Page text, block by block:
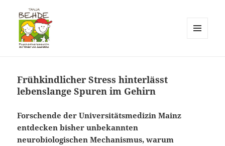
Frühkindlicher Stress hinterlässt
lebenslange Spuren im Gehirn
Forschende der Universitätsmedizin Mainz
entdecken bisher unbekannten
neurobiologischen Mechanismus, warum